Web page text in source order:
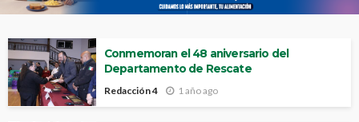
Conmemoran el 48 aniversario del
Departamento de Rescate
Redacción 4 1 año ago